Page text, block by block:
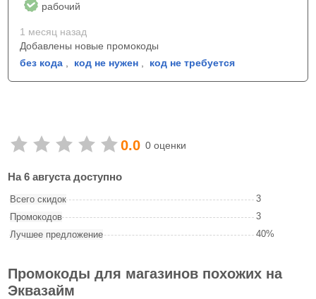
рабочий
1 месяц назад
Добавлены новые промокоды
без кода
код не нужен код не требуется
0.0 0 оценки
На 6 августа доступно
Всего скидок
3
Промокодов
3
Лучшее предложение
40%
Промокоды для магазинов похожих на
Эквазайм